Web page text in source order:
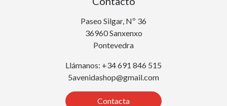
Paseo Silgar, Nº 36
36960 Sanxenxo
Pontevedra
Llámanos: +34 691 846 515
5avenidashop@gmail.com
Contacta